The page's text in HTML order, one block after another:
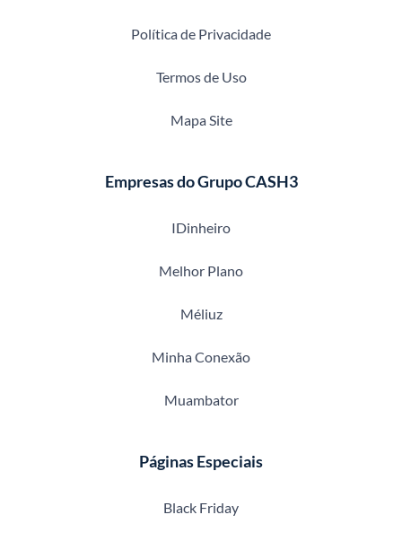
Política de Privacidade
Termos de Uso
Mapa Site
Empresas do Grupo CASH3
IDinheiro
Melhor Plano
Méliuz
Minha Conexão
Muambator
Páginas Especiais
Black Friday